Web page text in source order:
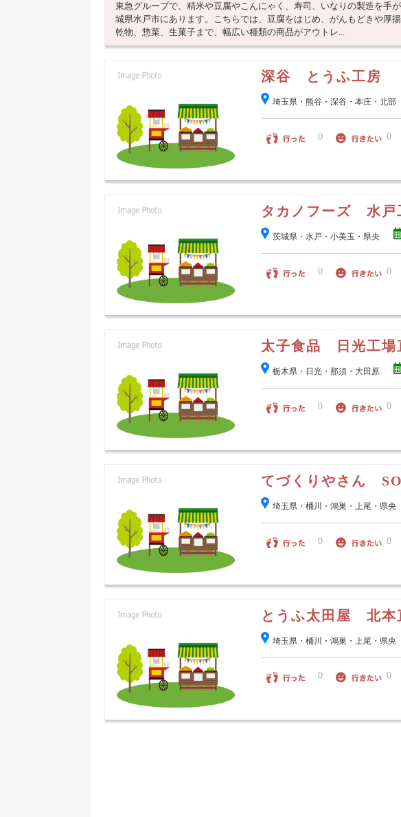
東急グループで、精米や豆腐やこんにゃく、寿司、いなりの製造を手
城県水戸市にあります。こちらでは、豆腐をはじめ、がんもどきや厚
乾物、惣菜、生菓子まで、幅広い種類の商品がアウトレ...
深谷 とうふ工房
埼玉県・熊谷・深谷・本庄・北部
0 0
タカノフーズ 水戸
茨城県・水戸・小美玉・県央
0 0
太子食品 日光工場
栃木県・日光・那須・大田原
0 0
てづくりやさん
埼玉県・桶川・鴻巣・上尾・県央
0 0
とうふ太田屋 北本
埼玉県・桶川・鴻巣・上尾・県央
0 0